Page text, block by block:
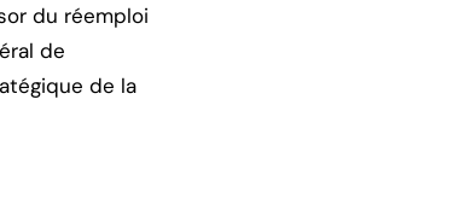
du réemploi
de
de la